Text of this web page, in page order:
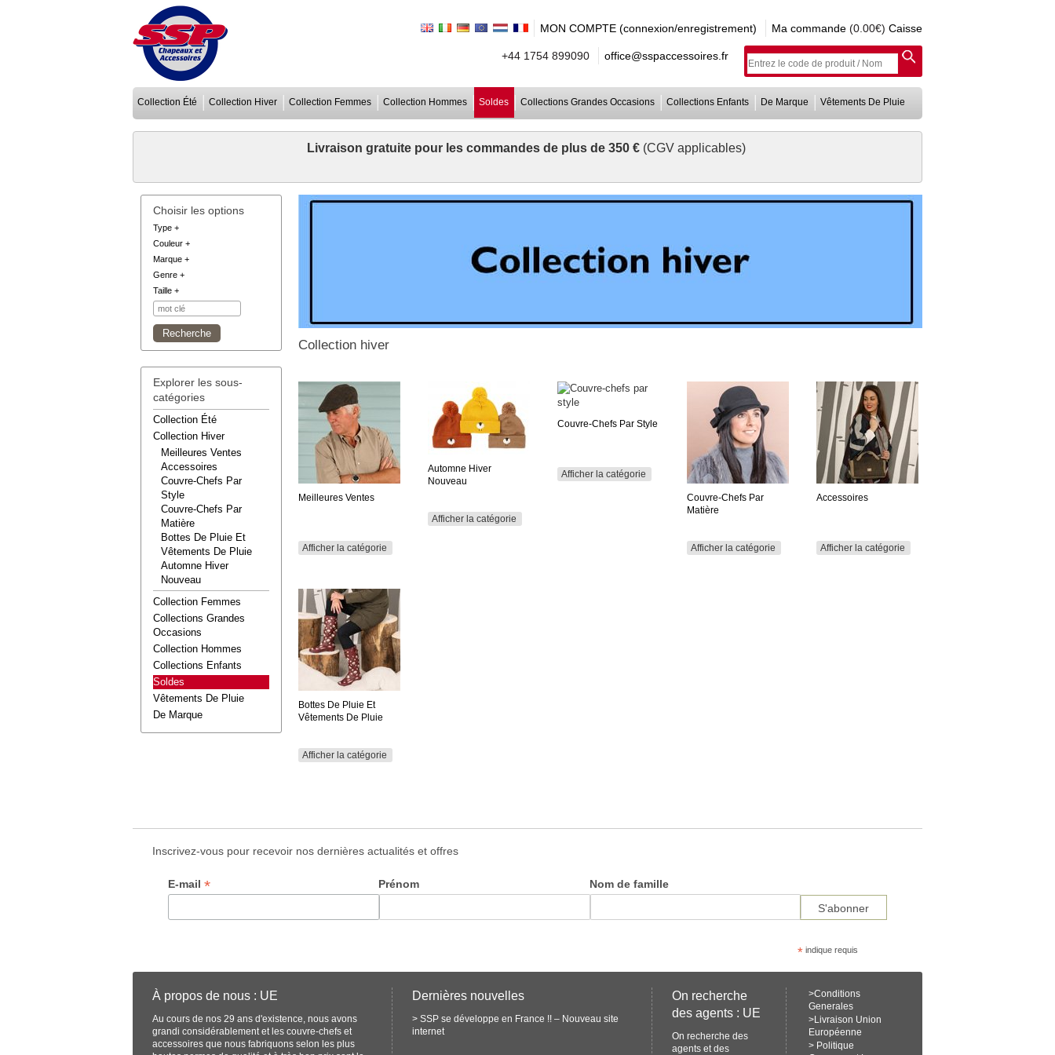
MON COMPTE (connexion/enregistrement) Ma commande (0.00€) Caisse
+44 1754 899090 office@sspaccessoires.fr
Collection Été Collection Hiver Collection Femmes Collection Hommes Soldes Collections Grandes Occasions Collections Enfants De Marque Vêtements De Pluie
Livraison gratuite pour les commandes de plus de 350 € (CGV applicables)
Choisir les options
Type +
Couleur +
Marque +
Genre +
Taille +
Explorer les sous-
catégories
Collection Été
Collection Hiver
Meilleures Ventes
Accessoires
Couvre-Chefs Par
Style
Couvre-Chefs Par
Matière
Bottes De Pluie Et
Vêtements De Pluie
Automne Hiver
Nouveau
Collection Femmes
Collections Grandes
Occasions
Collection Hommes
Collections Enfants
Soldes
Vêtements De Pluie
De Marque
Collection hiver
Meilleures Ventes
Afficher la catégorie
Automne Hiver
Nouveau
Afficher la catégorie
Couvre-Chefs Par Style
Afficher la catégorie
Couvre-Chefs Par
Matière
Afficher la catégorie
Accessoires
Afficher la catégorie
Bottes De Pluie Et
Vêtements De Pluie
Afficher la catégorie
Inscrivez-vous pour recevoir nos dernières actualités et offres
E-mail * Prénom Nom de famille
* indique requis
À propos de nous : UE
Au cours de nos 29 ans d'existence, nous avons
grandi considérablement et les couvre-chefs et
accessoires que nous fabriquons selon les plus
Dernières nouvelles
> SSP se développe en France !! – Nouveau site
internet
On recherche
des agents : UE
On recherche des
agents et des
>Conditions
Generales
>Livraison Union
Européenne
> Politique